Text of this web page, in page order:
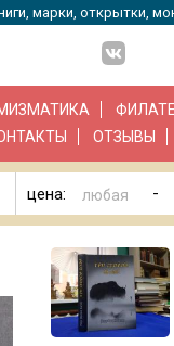
марки, открытки,
ОТЗЫВЫ
цена: -